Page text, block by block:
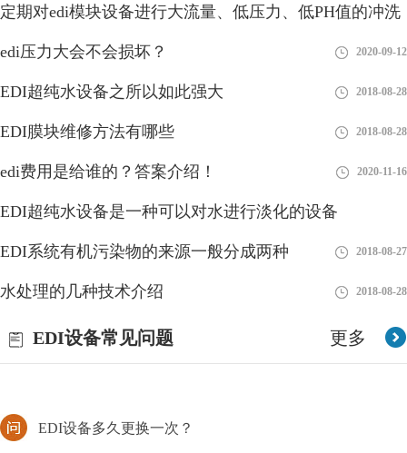
定期对edi模块设备进行大流量、低压力、低PH值的冲洗
有利 2018-08-28
edi压力大会不会损坏？ 2020-09-12
EDI超纯水设备之所以如此强大 2018-08-28
EDI膜块维修方法有哪些 2018-08-28
edi费用是给谁的？答案介绍！ 2020-11-16
EDI超纯水设备是一种可以对水进行淡化的设备
2018-08-28
EDI系统有机污染物的来源一般分成两种 2018-08-27
水处理的几种技术介绍 2018-08-28
更多
EDI设备常见问题
个整体的环境，由许许多多的系统及用户所组成，那么其中的通信
edi供应商是啥意思？
EDI系统和服务的公司或组织。EDI是指企业之间在电子化的环境
下进行交换商务文件